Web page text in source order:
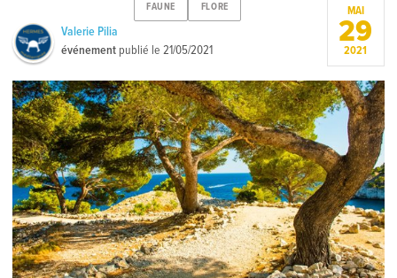
FAUNE FLORE
Valerie Pilia
événement publié le21/05/2021
MAI
29
2021